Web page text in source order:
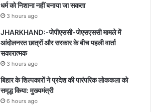
धर्म को निशाना नहीं बनाया जा सकता
3 hours ago
JHARKHAND:-जेपीएससी-जेएसएससी मामले में
आंदोलनरत छात्रों और सरकार के बीच पहली वार्ता
सकारात्मक
3 hours ago
बिहार के शिल्पकारों ने प्रदेश की पारंपरिक लोककला को
समृद्ध किया: मुख्यमंत्री
6 hours ago